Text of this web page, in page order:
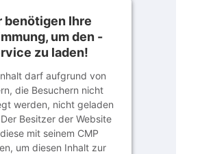
benötigen Ihre
um den -
zu laden!
darf aufgrund von
die Besuchern nicht
werden, nicht geladen
Besitzer der Website
mit seinem CMP
um diesen Inhalt zur